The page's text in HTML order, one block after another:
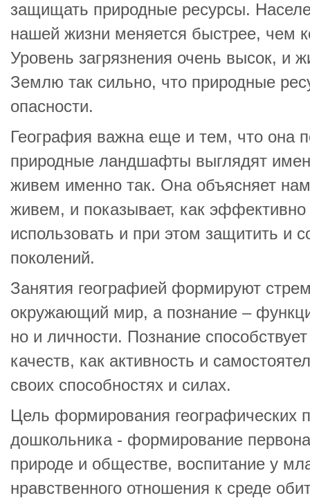
защищать природные ресурсы.
нашей жизни меняется быстрее, чем
Уровень загрязнения очень высок, и
Землю так сильно, что природные
опасности.
География важна еще и тем, что она
природные ландшафты выглядят
живем именно так. Она объясняет
живем, и показывает, как
использовать и при этом защитить и
поколений.
Занятия географией формируют
окружающий мир, а познание –
но и личности. Познание
качеств, как активность и
своих способностях и силах.
Цель формирования географических
дошкольника - формирование
природе и обществе, воспитание у
нравственного отношения к среде